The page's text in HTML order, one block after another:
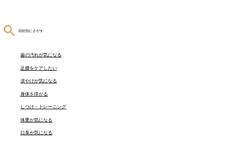
目的別にさがす
歯の汚れが気になる
足腰をケアしたい
涙やけが気になる
身体を痒がる
しつけ・トレーニング
体重が気になる
口臭が気になる